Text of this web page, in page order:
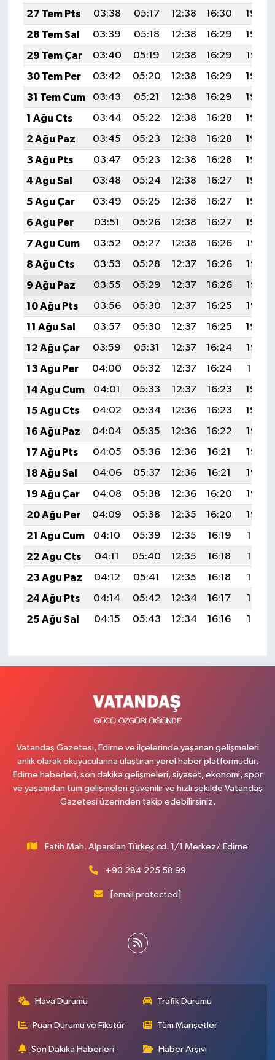
27 Tem Pts
03:38 05:17 12:38 16:30
19:49
28 Tem Sal
03:39 05:18 12:38 16:29
19:48
29 Tem Çar
03:40 05:19 12:38 16:29
19:47
30 Tem Per
03:42 05:20 12:38 16:29
19:46
31 Tem Cum
03:43 05:21 12:38 16:29
19:46
1 Ağu Cts
03:44 05:22 12:38 16:28
19:45
2 Ağu Paz
03:45 05:23 12:38 16:28
19:44
3 Ağu Pts
03:47 05:23 12:38 16:28
19:43
4 Ağu Sal
03:48 05:24 12:38 16:27
19:42
5 Ağu Çar
03:49 05:25 12:38 16:27
19:40
6 Ağu Per
03:51 05:26 12:38 16:27
19:39
7 Ağu Cum
03:52 05:27 12:38 16:26
19:38
8 Ağu Cts
03:53 05:28 12:37 16:26
19:37
9 Ağu Paz
03:55 05:29 12:37 16:26
19:36
10 Ağu Pts
03:56 05:30 12:37 16:25
19:35
11 Ağu Sal
03:57 05:30 12:37 16:25
19:34
12 Ağu Çar
03:59 05:31 12:37 16:24
19:32
13 Ağu Per
04:00 05:32 12:37 16:24
19:31
14 Ağu Cum
04:01 05:33 12:37 16:23
19:30
15 Ağu Cts
04:02 05:34 12:36 16:23
19:29
16 Ağu Paz
04:04 05:35 12:36 16:22
19:27
17 Ağu Pts
04:05 05:36 12:36 16:21
19:26
18 Ağu Sal
04:06 05:37 12:36 16:21
19:25
19 Ağu Çar
04:08 05:38 12:36 16:20
19:23
20 Ağu Per
04:09 05:38 12:35 16:20
19:22
21 Ağu Cum
04:10 05:39 12:35 16:19
19:21
22 Ağu Cts
04:11 05:40 12:35 16:18
19:19
23 Ağu Paz
04:12 05:41 12:35 16:18
19:18
24 Ağu Pts
04:14 05:42 12:34 16:17
19:17
25 Ağu Sal
04:15 05:43 12:34 16:16 19:15
Vatandaş Gazetesi, Edirne ve ilçelerinde yaşanan gelişmeleri
anlık olarak okuyucularına ulaştıran yerel haber platformudur.
Edirne haberleri, son dakika gelişmeleri, siyaset, ekonomi, spor
ve yaşamdan tüm gelişmeleri güvenilir ve hızlı şekilde Vatandaş
Gazetesi üzerinden takip edebilirsiniz.
Fatih Mah. Alparslan Türkeş cd. 1/1 Merkez/ Edirne
+90 284 225 58 99
[email protected]
Hava Durumu Trafik Durumu
Puan Durumu ve Fikstür Tüm Manşetler
Son Dakika Haberleri Haber Arşivi